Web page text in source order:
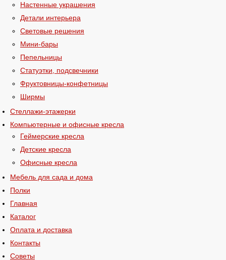
Настенные украшения
Детали интерьера
Световые решения
Мини-бары
Пепельницы
Статуэтки, подсвечники
Фруктовницы-конфетницы
Ширмы
Стеллажи-этажерки
Компьютерные и офисные кресла
Геймерские кресла
Детские кресла
Офисные кресла
Мебель для сада и дома
Полки
Главная
Каталог
Оплата и доставка
Контакты
Советы